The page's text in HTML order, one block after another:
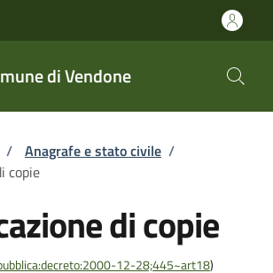
di Vendone
pane
/ Anagrafe e stato civile /
copie
di copie
12-28;445~art18)